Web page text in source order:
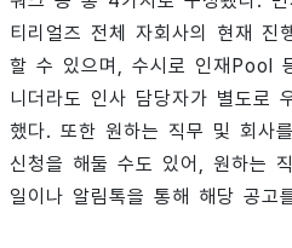
티리얼즈 전체 자회사의 현재 진
할 수 있으며, 수시로 인재Pool
니더라도 인사 담당자가 별도로
했다. 또한 원하는 직무 및 회사
신청을 해둘 수도 있어, 원하는
일이나 알림톡을 통해 해당 공고